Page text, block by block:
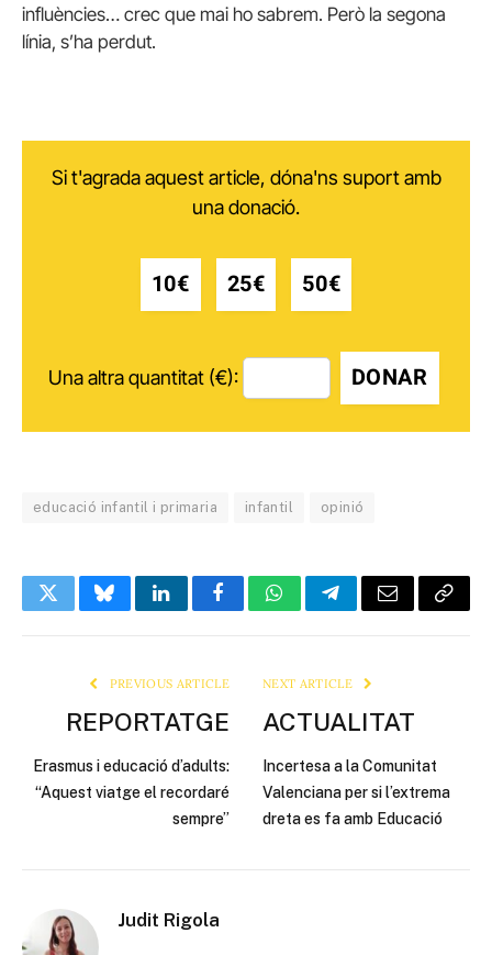
influències… crec que mai ho sabrem. Però la segona
línia, s’ha perdut.
Si t'agrada aquest article, dóna'ns suport amb
una donació.
10€ 25€ 50€
Una altra quantitat (€): DONAR
educació infantil i primaria infantil opinió
TwitterBlueskyLinkedInFacebookWhatsAppTelegramEmail Copy
PREVIOUS ARTICLE
REPORTATGE
Erasmus i educació d’adults:
“Aquest viatge el recordaré
sempre”
NEXT ARTICLE
ACTUALITAT
Incertesa a la Comunitat
Valenciana per si l’extrema
dreta es fa amb Educació
Judit Rigola